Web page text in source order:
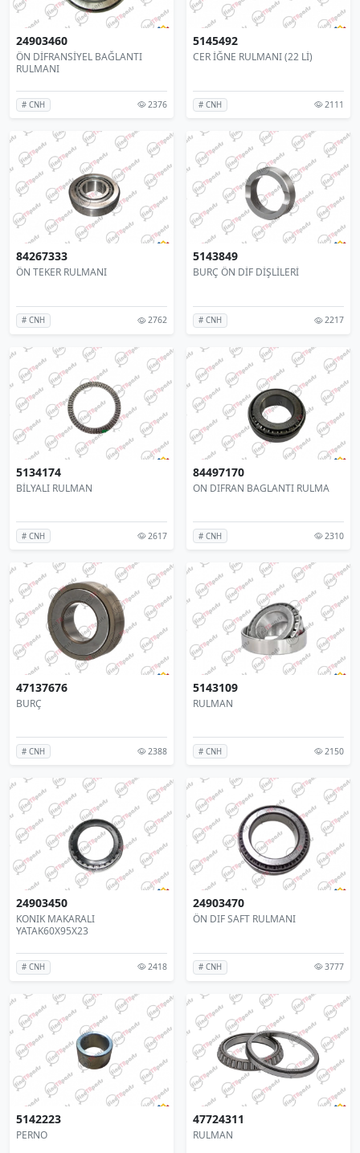
24903460
ÖN DİFRANSİYEL BAĞLANTI
RULMANI
# CNH 2376
5145492
CER İĞNE RULMANI (22 Lİ)
# CNH 2111
84267333
ÖN TEKER RULMANI
# CNH 2762
5143849
BURÇ ÖN DİF DİŞLİLERİ
# CNH 2217
5134174
BİLYALI RULMAN
# CNH 2617
84497170
ON DIFRAN BAGLANTI RULMA
# CNH 2310
47137676
BURÇ
# CNH 2388
5143109
RULMAN
# CNH 2150
24903450
KONIK MAKARALI
YATAK60X95X23
# CNH 2418
24903470
ÖN DIF SAFT RULMANI
# CNH 3777
5142223
PERNO
47724311
RULMAN